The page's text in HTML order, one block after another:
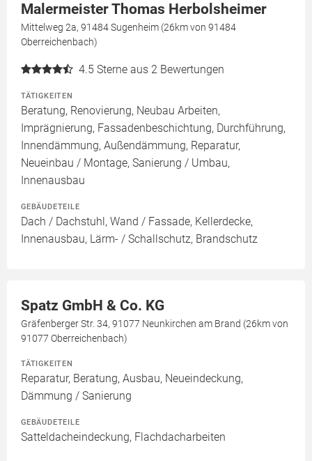
Malermeister Thomas Herbolsheimer
Mittelweg 2a, 91484 Sugenheim (26km von 91484
Oberreichenbach)
4.5 Sterne aus 2 Bewertungen
TÄTIGKEITEN
Beratung, Renovierung, Neubau Arbeiten,
Imprägnierung, Fassadenbeschichtung, Durchführung,
Innendämmung, Außendämmung, Reparatur,
Neueinbau / Montage, Sanierung / Umbau,
Innenausbau
GEBÄUDETEILE
Dach / Dachstuhl, Wand / Fassade, Kellerdecke,
Innenausbau, Lärm- / Schallschutz, Brandschutz
Spatz GmbH & Co. KG
Gräfenberger Str. 34, 91077 Neunkirchen am Brand (26km von
91077 Oberreichenbach)
TÄTIGKEITEN
Reparatur, Beratung, Ausbau, Neueindeckung,
Dämmung / Sanierung
GEBÄUDETEILE
Satteldacheindeckung, Flachdacharbeiten